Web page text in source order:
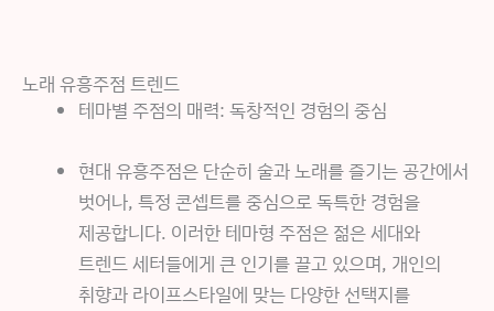
노래 유흥주점 트렌드
테마별 주점의 매력: 독창적인 경험의 중심
현대 유흥주점은 단순히 술과 노래를 즐기는 공간에서
벗어나, 특정 콘셉트를 중심으로 독특한 경험을
제공합니다. 이러한 테마형 주점은 젊은 세대와
트렌드 세터들에게 큰 인기를 끌고 있으며, 개인의
취향과 라이프스타일에 맞는 다양한 선택지를